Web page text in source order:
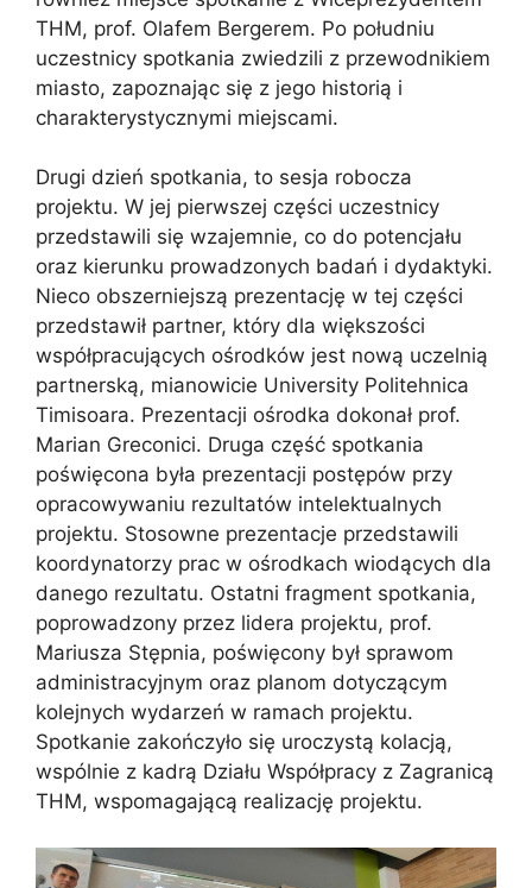
THM, prof. Olafem Bergerem. Po południu
uczestnicy spotkania zwiedzili z przewodnikiem
miasto, zapoznając się z jego historią i
charakterystycznymi miejscami.
Drugi dzień spotkania, to sesja robocza
projektu. W jej pierwszej części uczestnicy
przedstawili się wzajemnie, co do potencjału
oraz kierunku prowadzonych badań i dydaktyki.
Nieco obszerniejszą prezentację w tej części
przedstawił partner, który dla większości
współpracujących ośrodków jest nową uczelnią
partnerską, mianowicie University Politehnica
Timisoara. Prezentacji ośrodka dokonał prof.
Marian Greconici. Druga część spotkania
poświęcona była prezentacji postępów przy
opracowywaniu rezultatów intelektualnych
projektu. Stosowne prezentacje przedstawili
koordynatorzy prac w ośrodkach wiodących dla
danego rezultatu. Ostatni fragment spotkania,
poprowadzony przez lidera projektu, prof.
Mariusza Stępnia, poświęcony był sprawom
administracyjnym oraz planom dotyczącym
kolejnych wydarzeń w ramach projektu.
Spotkanie zakończyło się uroczystą kolacją,
wspólnie z kadrą Działu Współpracy z Zagranicą
THM, wspomagającą realizację projektu.